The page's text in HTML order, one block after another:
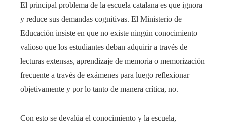
El principal problema de la escuela catalana es que ignora
y reduce sus demandas cognitivas. El Ministerio de
Educación insiste en que no existe ningún conocimiento
valioso que los estudiantes deban adquirir a través de
lecturas extensas, aprendizaje de memoria o memorización
frecuente a través de exámenes para luego reflexionar
objetivamente y por lo tanto de manera crítica, no.
Con esto se devalúa el conocimiento y la escuela,